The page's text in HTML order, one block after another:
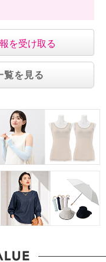
を受け取る
覧を見る